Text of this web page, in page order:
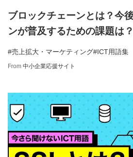
ブロックチェーンとは？今
ンが普及するための課題は？
#売上拡大・マーケティング#ICT用語集
From 中小企業応援サイト